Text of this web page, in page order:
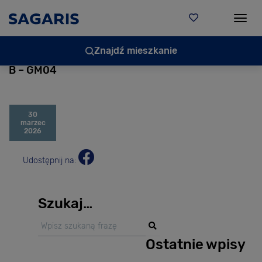
Znajdź mieszkanie
B – GM04
30
marzec
2026
Udostępnij na:
Szukaj…
Ostatnie wpisy